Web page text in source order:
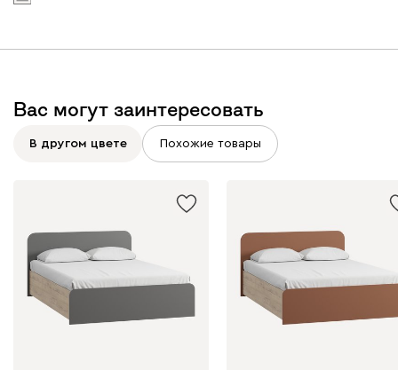
Вас могут заинтересовать
В другом цвете Похожие товары